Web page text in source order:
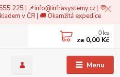
225 | 📌info@infrasystemy.cz| 💬
v ČR | 🚚 Okamžitá expedice
Menu
0 ks
za 0,00 Kč